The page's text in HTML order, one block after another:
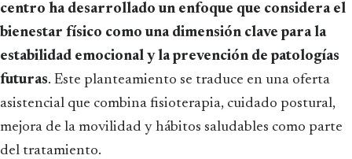
centro ha desarrollado un enfoque que considera el
bienestar físico como una dimensión clave para la
estabilidad emocional y la prevención de patologías
futuras. Este planteamiento se traduce en una oferta
asistencial que combina fisioterapia, cuidado postural,
mejora de la movilidad y hábitos saludables como parte
del tratamiento.